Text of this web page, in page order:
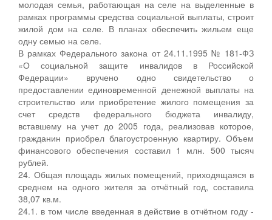
молодая семья, работающая на селе на выделенные в
рамках программы средства социальной выплаты, строит
жилой дом на селе. В планах обеспечить жильем еще
одну семью на селе.
В рамках Федерального закона от 24.11.1995 № 181-ФЗ
«О социальной защите инвалидов в Российской
Федерации» вручено одно свидетельство о
предоставлении единовременной денежной выплаты на
строительство или приобретение жилого помещения за
счет средств федерального бюджета инвалиду,
вставшему на учет до 2005 года, реализовав которое,
гражданин приобрел благоустроенную квартиру. Объем
финансового обеспечения составил 1 млн. 500 тысяч
рублей.
24. Общая площадь жилых помещений, приходящаяся в
среднем на одного жителя за отчётный год, составила
38,07 кв.м.
24.1. в том числе введенная в действие в отчётном году -